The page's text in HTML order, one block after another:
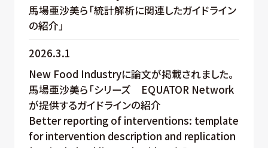
馬場亜沙美ら「統計解析に関連したガイドライン
の紹介」
2026.3.1
New Food Industryに論文が掲載されました。
馬場亜沙美ら「シリーズ EQUATOR Network
が提供するガイドラインの紹介
Better reporting of interventions: template
for intervention description and replication